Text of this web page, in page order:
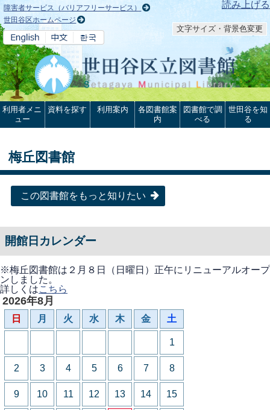
本文へ 読み上げる
障害者サービス（バリアフリーサービス）
世田谷区ホームページ
文字サイズ・背景色変更
利用者メニ
ュー
資料を探す 利用案内
各図書館案
内
図書館で調
べる
世田谷を知
る
梅丘図書館
この図書館をもっと知りたい
開館日カレンダー
※梅丘図書館は２月８日（日曜日）正午にリニューアルオープ
ンしました。
詳しくはこちら
2026年8月
日 月 火 水 木 金 土
1
2 3 4 5 6 7 8
9 10 11 12 13 14 15